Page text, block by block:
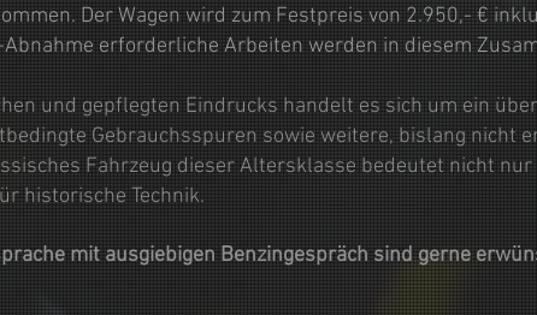
Der Wagen wird zum Festpreis von 2.950,- €
erforderliche Arbeiten werden in diesem
und gepflegten Eindrucks handelt es sich um ein
Gebrauchsspuren sowie weitere, bislang nicht
Fahrzeug dieser Altersklasse bedeutet nicht
historische Technik.
mit ausgiebigen Benzingespräch sind gerne